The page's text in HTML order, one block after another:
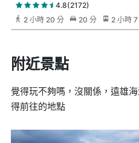
4.8(2172)
2 小時 20 分
20 分 2 小時
附近景點
覺得玩不夠嗎，沒關係，遠雄
得前往的地點